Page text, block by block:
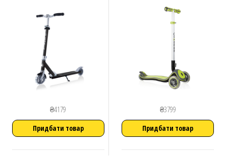
₴4179
Придбати товар
₴3799
Придбати товар